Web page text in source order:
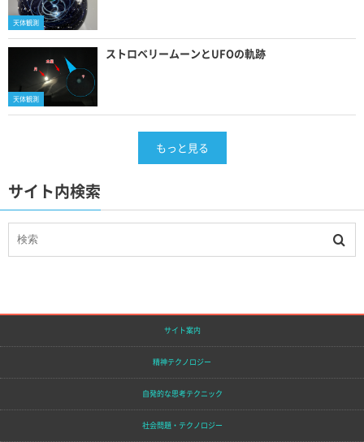
天体観測
天体観測
ストロベリームーンとUFOの軌跡
もっと見る
サイト内検索
サイト案内
精神テクノロジー
自発的な思考テクニック
社会問題・テクノロジー